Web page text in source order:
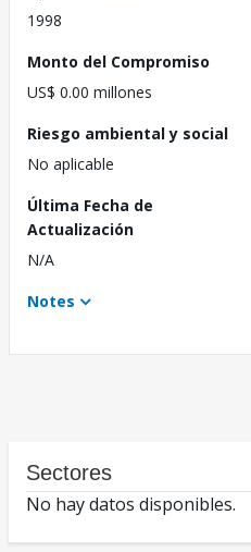
1998
Monto del Compromiso
US$ 0.00 millones
Riesgo ambiental y social
No aplicable
Última Fecha de
Actualización
N/A
Notes
Sectores
No hay datos disponibles.